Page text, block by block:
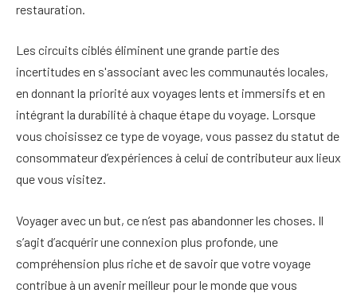
restauration.
Les circuits ciblés éliminent une grande partie des
incertitudes en s'associant avec les communautés locales,
en donnant la priorité aux voyages lents et immersifs et en
intégrant la durabilité à chaque étape du voyage. Lorsque
vous choisissez ce type de voyage, vous passez du statut de
consommateur d’expériences à celui de contributeur aux lieux
que vous visitez.
Voyager avec un but, ce n’est pas abandonner les choses. Il
s’agit d’acquérir une connexion plus profonde, une
compréhension plus riche et de savoir que votre voyage
contribue à un avenir meilleur pour le monde que vous